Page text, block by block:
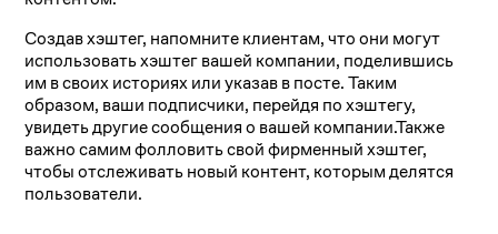
Создав хэштег, напомните клиентам, что они могут
использовать хэштег вашей компании, поделившись
им в своих историях или указав в посте. Таким
образом, ваши подписчики, перейдя по хэштегу,
увидеть другие сообщения о вашей компании.Также
важно самим фолловить свой фирменный хэштег,
чтобы отслеживать новый контент, которым делятся
пользователи.